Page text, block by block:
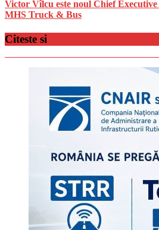
Victor Vîlcu este noul Chief
MHS Truck & Bus
Citeste si